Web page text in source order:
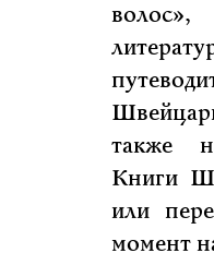
также
Книги
или
момент